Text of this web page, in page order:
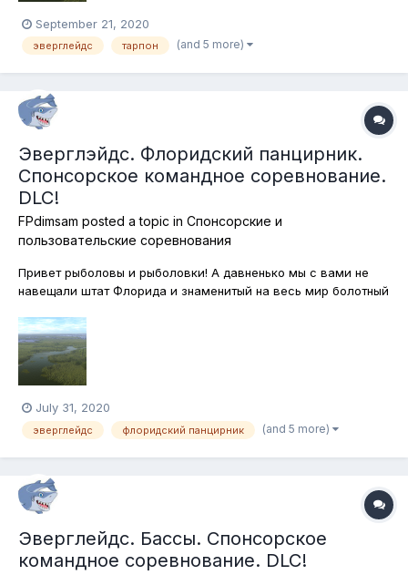
September 21, 2020
эверглейдс тарпон (and 5 more)
Эверглэйдс. Флоридский панцирник.
Спонсорское командное соревнование.
DLC!
FPdimsam posted a topic in Спонсорские и
пользовательские соревнования
Привет рыболовы и рыболовки! А давненько мы с вами не
навещали штат Флорида и знаменитый на весь мир болотный
отправляемся на охоту за Флоридским Панцирником! Вот уж
с кем скучать точно не придётся! Ловить эту хищную рыбу в
этом соревновании можно...
July 31, 2020
эверглейдс флоридский панцирник (and 5 more)
Эверглейдс. Бассы. Спонсорское
командное соревнование. DLC!